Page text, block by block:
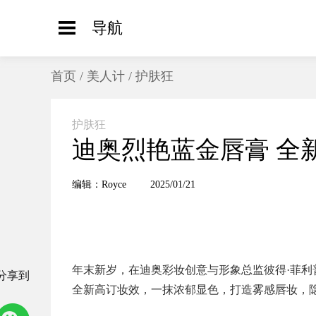
导航
首页 / 美人计 / 护肤狂
护肤狂
迪奥烈艳蓝金唇膏 全
编辑：Royce 2025/01/21
年末新岁，在迪奥彩妆创意与形象总监彼得·菲
全新高订妆效，一抹浓郁显色，打造雾感唇妆，
享到